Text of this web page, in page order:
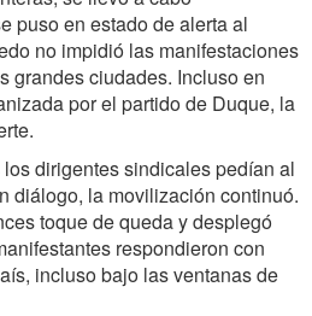
puso en estado de alerta al
no impidió las manifestaciones
grandes ciudades. Incluso en
por el partido de Duque, la
dirigentes sindicales pedían al
diálogo, la movilización continuó.
toque de queda y desplegó
respondieron con
incluso bajo las ventanas de